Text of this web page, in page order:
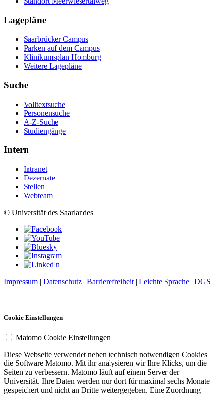
Lagepläne
Saarbrücker Campus
Parken auf dem Campus
Klinikumsplan Homburg
Weitere Lagepläne
Suche
Volltextsuche
Personensuche
A-Z-Suche
Studiengänge
Intern
Intranet
Dezernate
Stellen
Webteam
© Universität des Saarlandes
Impressum | Datenschutz | Barrierefreiheit | Leichte Sprache | DGS
Cookie Einstellungen
Matomo Cookie Einstellungen
Diese Webseite verwendet neben technisch notwendigen Cookies
die Software Matomo. Mit ihr analysieren wir Ihre Klicks, um die
Seiten zu verbessern. Matomo läuft auf einem Server der
Universität. Ihre Daten werden nur dort für maximal sechs Monate
gespeichert und nicht an Dritte weitergegeben. Eine Zuordnung